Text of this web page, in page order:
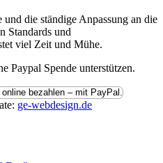
die ständige Anpassung an die
Standards und
viel Zeit und Mühe.
Paypal Spende unterstützen.
ge-webdesign.de